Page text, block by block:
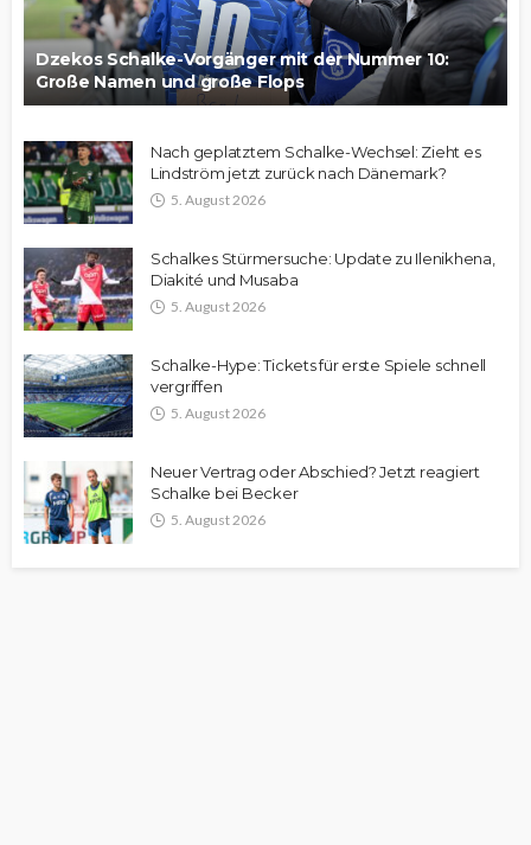
Dzekos Schalke-Vorgänger mit der Nummer 10:
Große Namen und große Flops
Nach geplatztem Schalke-Wechsel: Zieht es
Lindström jetzt zurück nach Dänemark?
5. August 2026
Schalkes Stürmersuche: Update zu Ilenikhena,
Diakité und Musaba
5. August 2026
Schalke-Hype: Tickets für erste Spiele schnell
vergriffen
5. August 2026
Neuer Vertrag oder Abschied? Jetzt reagiert
Schalke bei Becker
5. August 2026